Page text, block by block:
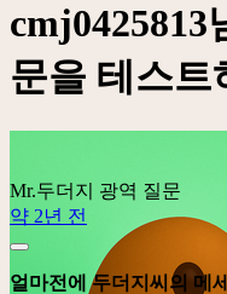
문을 테스트
Mr.두더지
광역 질문
약 2년 전
얼마전에 두더지씨의 메